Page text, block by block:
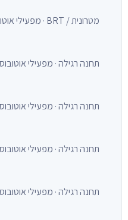
מטרונית / BRT · מפעילי אוטובוסים
תחנה רגילה · מפעילי אוטובוסים
תחנה רגילה · מפעילי אוטובוסים
תחנה רגילה · מפעילי אוטובוסים
תחנה רגילה · מפעילי אוטובוסים